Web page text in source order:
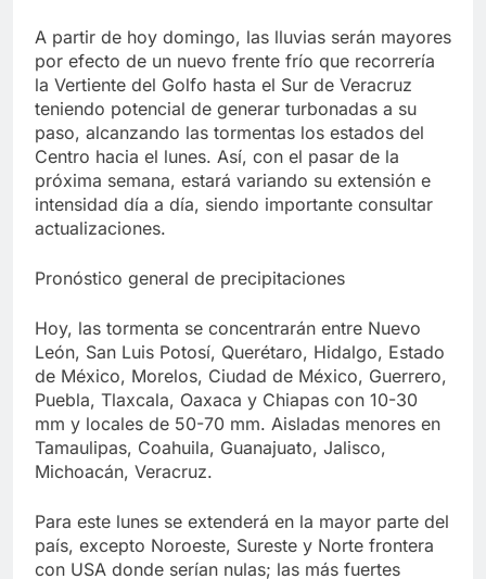
A partir de hoy domingo, las lluvias serán mayores
por efecto de un nuevo frente frío que recorrería
la Vertiente del Golfo hasta el Sur de Veracruz
teniendo potencial de generar turbonadas a su
paso, alcanzando las tormentas los estados del
Centro hacia el lunes. Así, con el pasar de la
próxima semana, estará variando su extensión e
intensidad día a día, siendo importante consultar
actualizaciones.
Pronóstico general de precipitaciones
Hoy, las tormenta se concentrarán entre Nuevo
León, San Luis Potosí, Querétaro, Hidalgo, Estado
de México, Morelos, Ciudad de México, Guerrero,
Puebla, Tlaxcala, Oaxaca y Chiapas con 10-30
mm y locales de 50-70 mm. Aisladas menores en
Tamaulipas, Coahuila, Guanajuato, Jalisco,
Michoacán, Veracruz.
Para este lunes se extenderá en la mayor parte del
país, excepto Noroeste, Sureste y Norte frontera
con USA donde serían nulas; las más fuertes